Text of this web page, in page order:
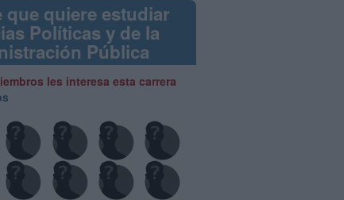
que quiere estudiar
Políticas y de la
Pública
les interesa esta carrera